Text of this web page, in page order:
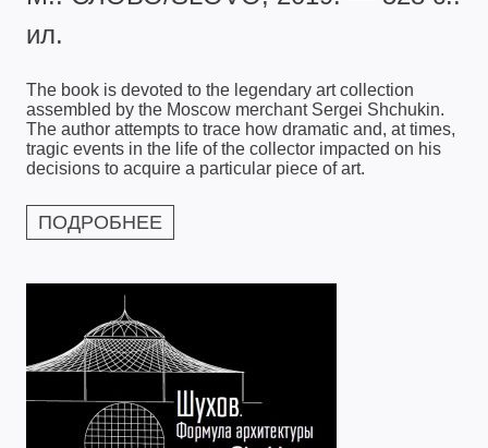
ил.
The book is devoted to the legendary art collection
assembled by the Moscow merchant Sergei Shchukin.
The author attempts to trace how dramatic and, at times,
tragic events in the life of the collector impacted on his
decisions to acquire a particular piece of art.
ПОДРОБНЕЕ